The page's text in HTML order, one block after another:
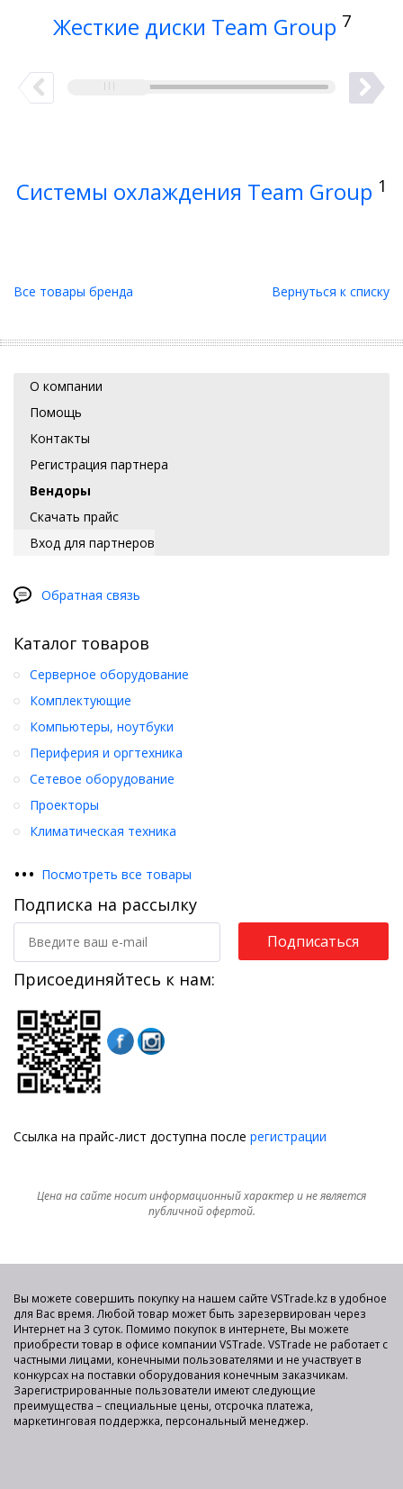
Жесткие диски Team Group 7
Системы охлаждения Team Group 1
Все товары бренда Вернуться к списку
О компании
Помощь
Контакты
Регистрация партнера
Вендоры
Скачать прайс
Вход для партнеров
Обратная связь
Каталог товаров
Серверное оборудование
Комплектующие
Компьютеры, ноутбуки
Периферия и оргтехника
Сетевое оборудование
Проекторы
Климатическая техника
••• Посмотреть все товары
Подписка на рассылку
Подписаться
Присоединяйтесь к нам:
Ссылка на прайс-лист доступна после регистрации
Цена на сайте носит информационный характер и не является
публичной офертой.
Вы можете совершить покупку на нашем сайте VSTrade.kz в удобное
для Вас время. Любой товар может быть зарезервирован через
Интернет на 3 суток. Помимо покупок в интернете, Вы можете
приобрести товар в офисе компании VSTrade. VSTrade не работает с
частными лицами, конечными пользователями и не участвует в
конкурсах на поставки оборудования конечным заказчикам.
Зарегистрированные пользователи имеют следующие
преимущества – специальные цены, отсрочка платежа,
маркетинговая поддержка, персональный менеджер.